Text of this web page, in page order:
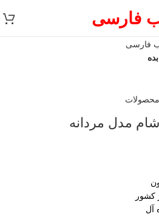
فارسی
مدل مردانه
کشور
آل